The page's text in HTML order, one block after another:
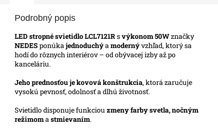
Podrobný popis
LED stropné svietidlo LCL7121Rsvýkonom 50Wznačky
NEDES ponúkajednoduchýamodernývzhľad, ktorý sa
hodí do rôznych interiérov – od obývacej izby až po
kanceláriu.
Jeho prednosťou je kovová konštrukcia, ktorá zaručuje
vysokú pevnosť, odolnosť a dlhú životnosť.
Svietidlo disponuje funkciou zmeny farby svetla, nočným
režimomastmievaním.